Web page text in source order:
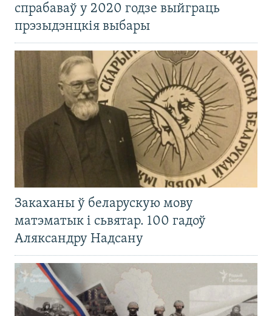
спрабаваў у 2020 годзе выйграць
прэзыдэнцкія выбары
Закаханы ў беларускую мову
матэматык і сьвятар. 100 гадоў
Аляксандру Надсану